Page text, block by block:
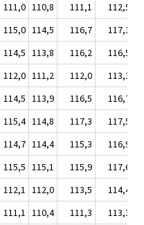
111,0 110,8 111,1
112,5
115,0 114,5 116,7
117,1
114,5 113,8 116,2
116,5
112,0 111,2 112,0
113,3
114,5 113,9 116,5
116,7
115,4 114,8 117,3
117,5
114,7 114,4 115,3
116,9
115,5 115,1 115,9
117,6
112,1 112,0 113,5
114,4
111,1 110,4 111,3
113,3